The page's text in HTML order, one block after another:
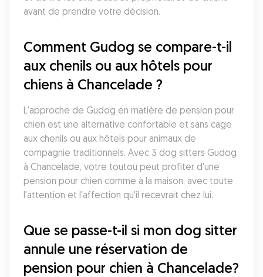
avant de prendre votre décision.
Comment Gudog se compare-t-il
aux chenils ou aux hôtels pour
chiens à Chancelade ?
L'approche de Gudog en matière de pension pour
chien est une alternative confortable et sans cage
aux chenils ou aux hôtels pour animaux de
compagnie traditionnels. Avec 3 dog sitters Gudog
à Chancelade, votre toutou peut profiter d'une
pension pour chien comme à la maison, avec toute
l'attention et l'affection qu'il recevrait chez lui.
Que se passe-t-il si mon dog sitter
annule une réservation de
pension pour chien à Chancelade?